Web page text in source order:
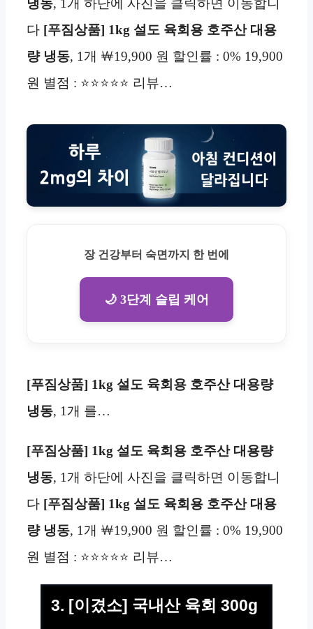
냉동, 1개 하단에 사진을 클릭하면 이동합니
다 [푸짐상품] 1kg 설도 육회용 호주산 대용
량 냉동, 1개 ￦19,900 원 할인률 : 0% 19,900
원 별점 : ⭐⭐⭐⭐⭐ 리뷰…
장 건강부터 숙면까지 한 번에
🌙 3단계 슬립 케어
[푸짐상품] 1kg 설도 육회용 호주산 대용량
냉동, 1개 를…
[푸짐상품] 1kg 설도 육회용 호주산 대용량
냉동, 1개 하단에 사진을 클릭하면 이동합니
다 [푸짐상품] 1kg 설도 육회용 호주산 대용
량 냉동, 1개 ￦19,900 원 할인률 : 0% 19,900
원 별점 : ⭐⭐⭐⭐⭐ 리뷰…
3. [이겼소] 국내산 육회 300g